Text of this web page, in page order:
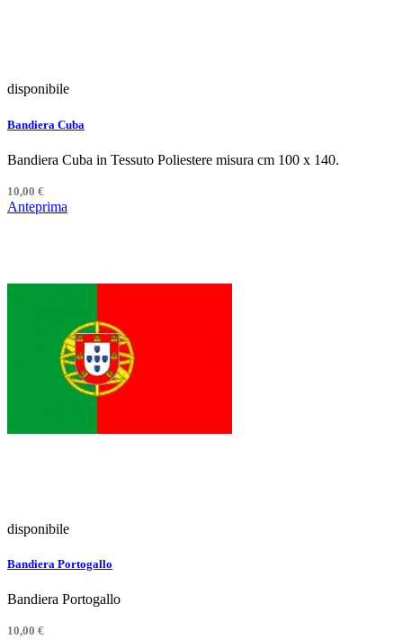
disponibile
Bandiera Cuba
Bandiera Cuba in Tessuto Poliestere misura cm 100 x 140.
10,00 €
Anteprima
disponibile
Bandiera Portogallo
Bandiera Portogallo
10,00 €